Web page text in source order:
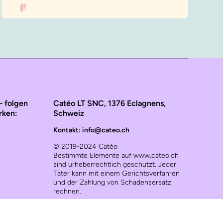
folgen
Catéo LT SNC, 1376 Eclagnens,
Schweiz
Kontakt: info@cateo.ch
© 2019-2024 Catéo
Bestimmte Elemente auf www.cateo.ch
sind urheberrechtlich geschützt. Jeder
Täter kann mit einem Gerichtsverfahren
und der Zahlung von Schadensersatz
rechnen.